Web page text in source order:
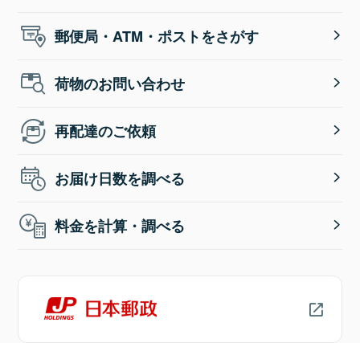
郵便局・ATM・ポストをさがす
荷物のお問い合わせ
再配達のご依頼
お届け日数を調べる
料金を計算・調べる